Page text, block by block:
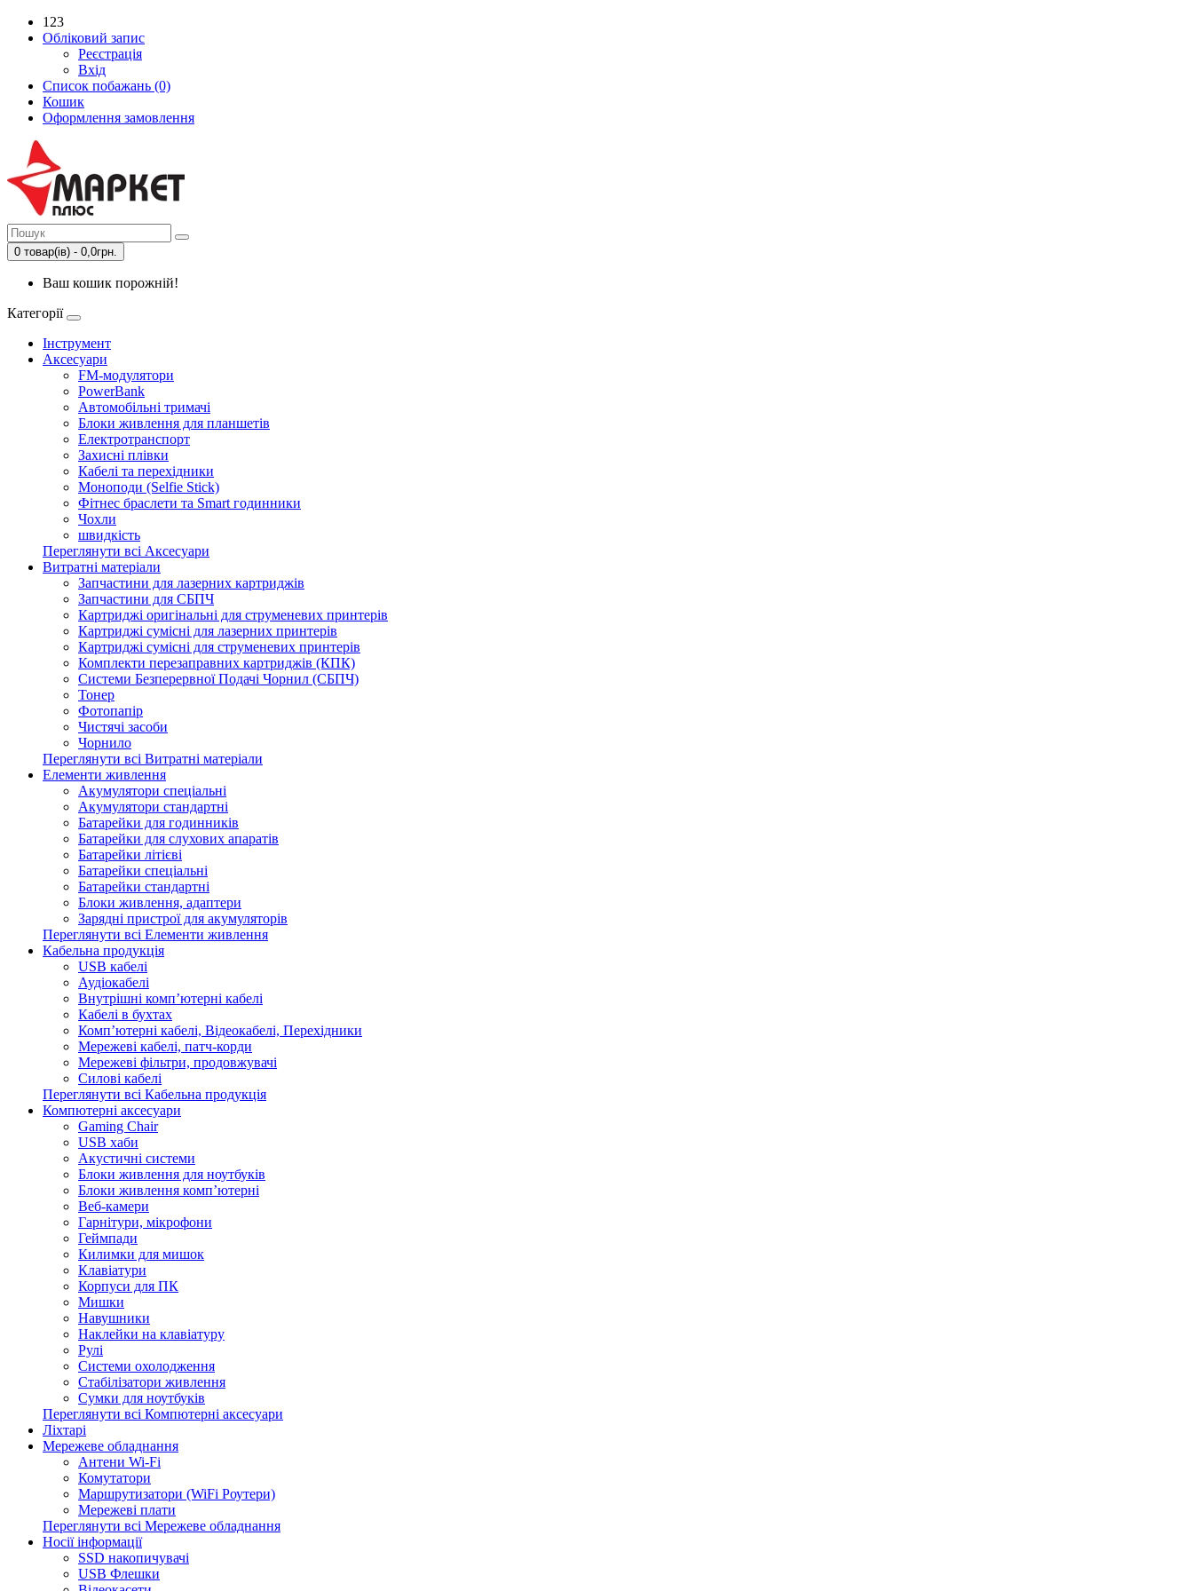
123
Обліковий запис
Реєстрація
Вхід
Список побажань (0)
Кошик
Оформлення замовлення
0 товар(ів) - 0,0грн.
Ваш кошик порожній!
Категорії
Інструмент
Аксесуари
FM-модулятори
PowerBank
Автомобільні тримачі
Блоки живлення для планшетів
Електротранспорт
Захисні плівки
Кабелі та перехідники
Моноподи (Selfie Stick)
Фітнес браслети та Smart годинники
Чохли
швидкість
Переглянути всі Аксесуари
Витратні матеріали
Запчастини для лазерних картриджів
Запчастини для СБПЧ
Картриджі оригінальні для струменевих принтерів
Картриджі сумісні для лазерних принтерів
Картриджі сумісні для струменевих принтерів
Комплекти перезаправних картриджів (КПК)
Системи Безперервної Подачі Чорнил (СБПЧ)
Тонер
Фотопапір
Чистячі засоби
Чорнило
Переглянути всі Витратні матеріали
Елементи живлення
Акумулятори спеціальні
Акумулятори стандартні
Батарейки для годинників
Батарейки для слухових апаратів
Батарейки літієві
Батарейки спеціальні
Батарейки стандартні
Блоки живлення, адаптери
Зарядні пристрої для акумуляторів
Переглянути всі Елементи живлення
Кабельна продукція
USB кабелі
Аудіокабелі
Внутрішні комп’ютерні кабелі
Кабелі в бухтах
Комп’ютерні кабелі, Відеокабелі, Перехідники
Мережеві кабелі, патч-корди
Мережеві фільтри, продовжувачі
Силові кабелі
Переглянути всі Кабельна продукція
Компютерні аксесуари
Gaming Chair
USB хаби
Акустичні системи
Блоки живлення для ноутбуків
Блоки живлення комп’ютерні
Веб-камери
Гарнітури, мікрофони
Геймпади
Килимки для мишок
Клавіатури
Корпуси для ПК
Мишки
Навушники
Наклейки на клавіатуру
Рулі
Системи охолодження
Стабілізатори живлення
Сумки для ноутбуків
Переглянути всі Компютерні аксесуари
Ліхтарі
Мережеве обладнання
Антени Wi-Fi
Комутатори
Маршрутизатори (WiFi Роутери)
Мережеві плати
Переглянути всі Мережеве обладнання
Носії інформації
SSD накопичувачі
USB Флешки